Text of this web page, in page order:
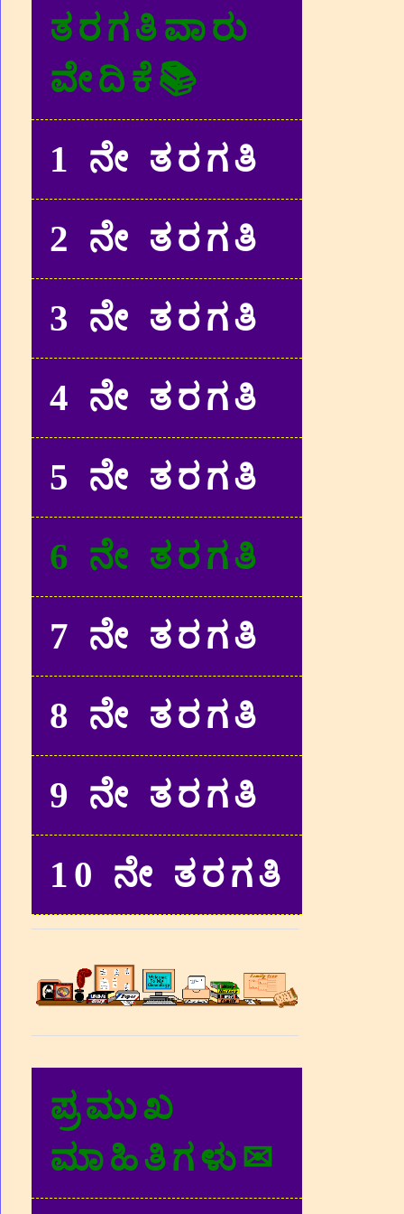
ತರಗತಿವಾರು
ವೇದಿಕೆ📚
1 ನೇ ತರಗತಿ
2 ನೇ ತರಗತಿ
3 ನೇ ತರಗತಿ
4 ನೇ ತರಗತಿ
5 ನೇ ತರಗತಿ
6 ನೇ ತರಗತಿ
7 ನೇ ತರಗತಿ
8 ನೇ ತರಗತಿ
9 ನೇ ತರಗತಿ
10 ನೇ ತರಗತಿ
ಪ್ರಮುಖ
ಮಾಹಿತಿಗಳು✉